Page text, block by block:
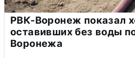
РВК-Воронеж показал
оставивших без воды
Воронежа